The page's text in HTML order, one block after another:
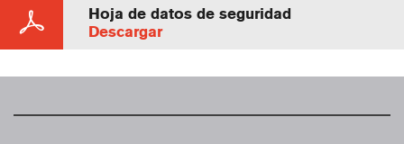
Hoja de datos de seguridad
Descargar